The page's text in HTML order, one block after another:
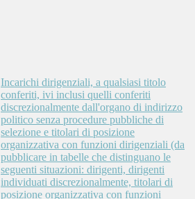
Incarichi dirigenziali, a qualsiasi titolo
conferiti, ivi inclusi quelli conferiti
discrezionalmente dall'organo di indirizzo
politico senza procedure pubbliche di
selezione e titolari di posizione
organizzativa con funzioni dirigenziali (da
pubblicare in tabelle che distinguano le
seguenti situazioni: dirigenti, dirigenti
individuati discrezionalmente, titolari di
posizione organizzativa con funzioni